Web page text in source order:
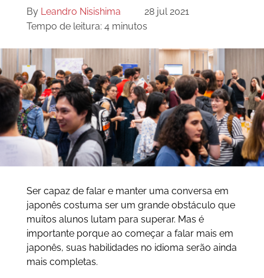
By Leandro Nisishima
28 jul 2021
Tempo de leitura: 4 minutos
Ser capaz de falar e manter uma conversa em
japonês costuma ser um grande obstáculo que
muitos alunos lutam para superar. Mas é
importante porque ao começar a falar mais em
japonês, suas habilidades no idioma serão ainda
mais completas.